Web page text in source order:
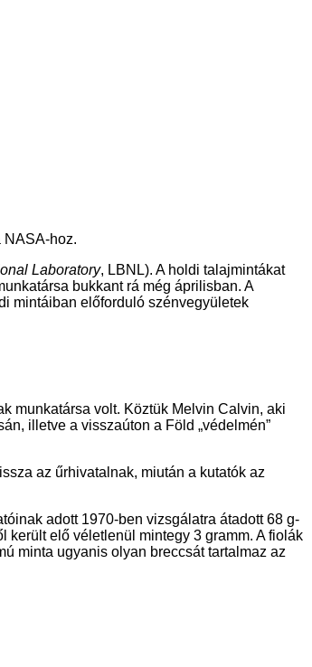
NASA-hoz.
Laboratory, LBNL). A holdi talajmintákat
bukkant rá még áprilisban. A
mintáiban előforduló szénvegyületek
munkatársa volt. Köztük Melvin Calvin, aki
illetve a visszaúton a Föld „védelmén”
az űrhivatalnak, miután a kutatók az
adott 1970-ben vizsgálatra átadott 68 g-
került elő véletlenül mintegy 3 gramm. A fiolák
minta ugyanis olyan breccsát tartalmaz az